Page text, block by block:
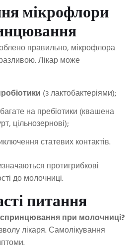
мікрофлори
правильно, мікрофлора
Лікар може
(з лактобактеріями);
на пребіотики (квашена
цільнозернові);
статевих контактів.
протигрибкові
до молочниці.
питання
при молочниці?
лікаря. Самолікування